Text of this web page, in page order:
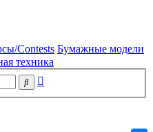
Contests Бумажные модели
техника
Поиск